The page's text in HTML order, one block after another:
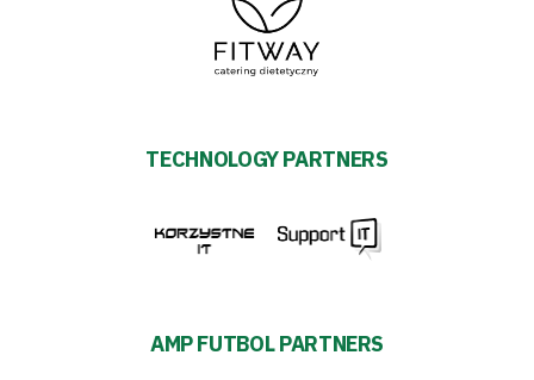
TECHNOLOGY PARTNERS
AMP FUTBOL PARTNERS